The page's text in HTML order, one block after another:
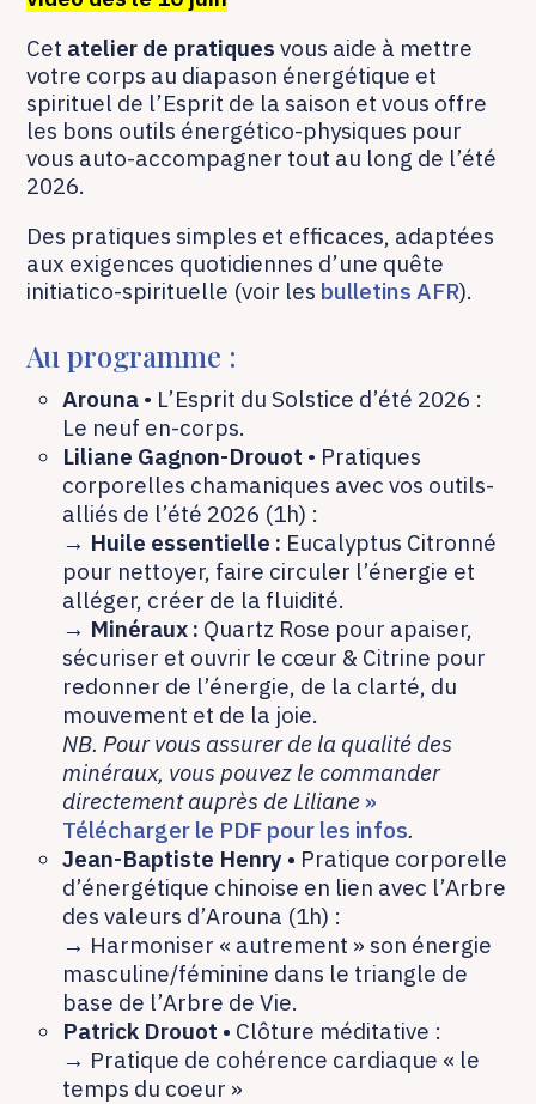
Cet atelier de pratiquesvous aide à mettre
votre corps au diapason énergétique et
spirituel de l’Esprit de la saison et vous offre
les bons outils énergético-physiques pour
vous auto-accompagner tout au long de l’été
2026.
Des pratiques simples et efficaces, adaptées
aux exigences quotidiennes d’une quête
initiatico-spirituelle (voir les bulletins AFR).
Au programme :
Arouna • L’Esprit du Solstice d’été 2026 :
Le neuf en-corps.
Liliane Gagnon-Drouot • Pratiques
corporelles chamaniques avec vos outils-
alliés de l’été 2026 (1h) :
→ Huile essentielle : Eucalyptus Citronné
pour nettoyer, faire circuler l’énergie et
alléger, créer de la fluidité.
→ Minéraux : Quartz Rose pour apaiser,
sécuriser et ouvrir le cœur & Citrine pour
redonner de l’énergie, de la clarté, du
mouvement et de la joie.
NB. Pour vous assurer de la qualité des
minéraux, vous pouvez le commander
directement auprès de Liliane »
Télécharger le PDF pour les infos.
Jean-Baptiste Henry • Pratique corporelle
d’énergétique chinoise en lien avec l’Arbre
des valeurs d’Arouna (1h) :
→ Harmoniser « autrement » son énergie
masculine/féminine dans le triangle de
base de l’Arbre de Vie.
Patrick Drouot • Clôture méditative :
→ Pratique de cohérence cardiaque « le
temps du coeur »